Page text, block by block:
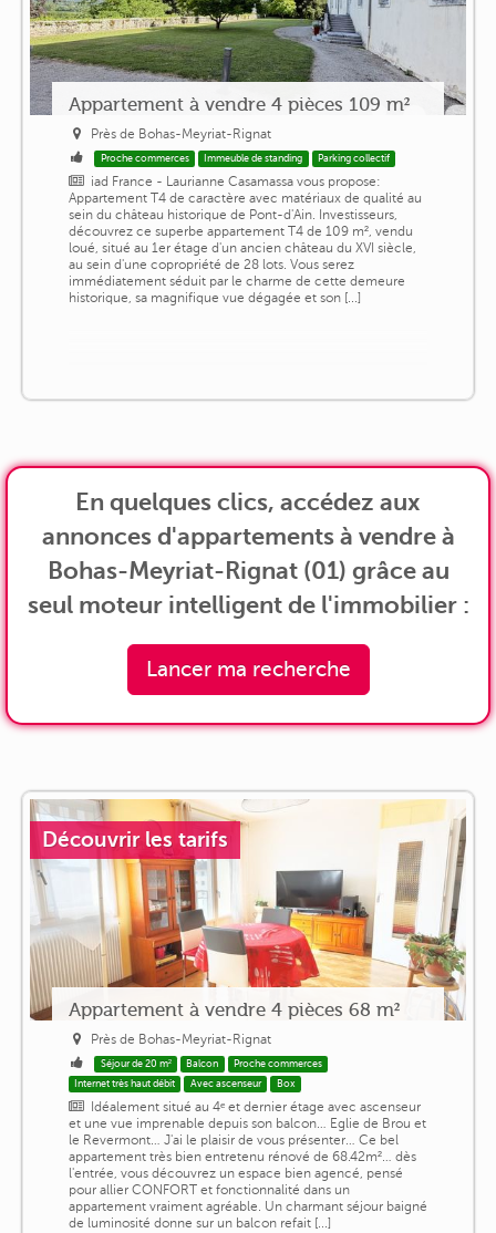
Appartement à vendre 4 pièces 109 m²
Près de Bohas-Meyriat-Rignat
Proche commerces Immeuble de standing Parking collectif
iad France - Laurianne Casamassa vous propose:
Appartement T4 de caractère avec matériaux de qualité au
sein du château historique de Pont-d'Ain. Investisseurs,
découvrez ce superbe appartement T4 de 109 m², vendu
loué, situé au 1er étage d'un ancien château du XVI siècle,
au sein d'une copropriété de 28 lots. Vous serez
immédiatement séduit par le charme de cette demeure
historique, sa magnifique vue dégagée et son [...]
En quelques clics, accédez aux
annonces d'appartements à vendre à
Bohas-Meyriat-Rignat (01) grâce au
seul moteur intelligent de l'immobilier :
Lancer ma recherche
Découvrir les tarifs
Appartement à vendre 4 pièces 68 m²
Près de Bohas-Meyriat-Rignat
Séjour de 20 m² Balcon
Proche commerces
Internet très haut débit
Avec ascenseur Box
Idéalement situé au 4ᵉ et dernier étage avec ascenseur
et une vue imprenable depuis son balcon… Eglie de Brou et
le Revermont… J'ai le plaisir de vous présenter… Ce bel
appartement très bien entretenu rénové de 68.42m²… dès
l'entrée, vous découvrez un espace bien agencé, pensé
pour allier CONFORT et fonctionnalité dans un
appartement vraiment agréable. Un charmant séjour baigné
de luminosité donne sur un balcon refait [...]